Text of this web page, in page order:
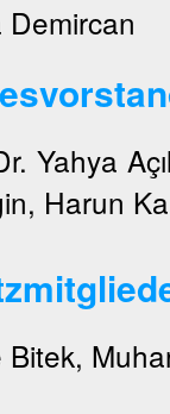
Demircan
Yahya
Harun
Bitek,